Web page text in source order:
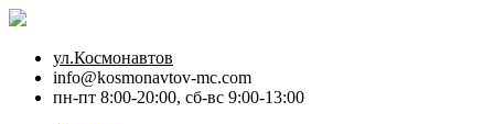
ул.Космонавтов
info@kosmonavtov-mc.com
пн-пт 8:00-20:00, сб-вс 9:00-13:00